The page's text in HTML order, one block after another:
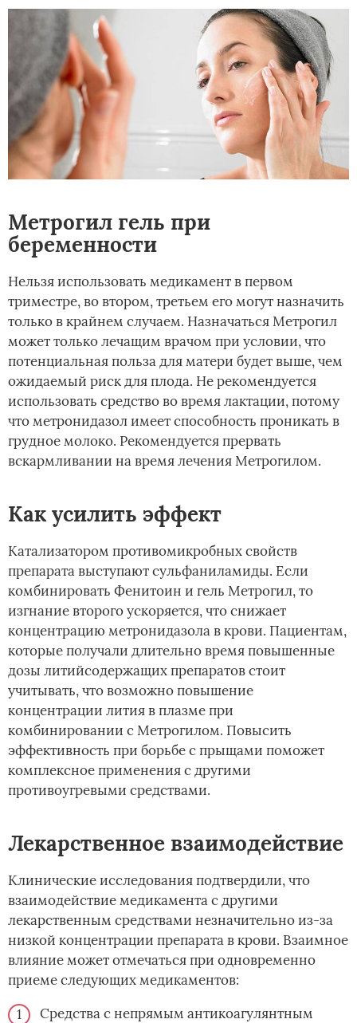
Метрогил гель при
беременности
Нельзя использовать медикамент в первом
триместре, во втором, третьем его могут назначить
только в крайнем случаем. Назначаться Метрогил
может только лечащим врачом при условии, что
потенциальная польза для матери будет выше, чем
ожидаемый риск для плода. Не рекомендуется
использовать средство во время лактации, потому
что метронидазол имеет способность проникать в
грудное молоко. Рекомендуется прервать
вскармливании на время лечения Метрогилом.
Как усилить эффект
Катализатором противомикробных свойств
препарата выступают сульфаниламиды. Если
комбинировать Фенитоин и гель Метрогил, то
изгнание второго ускоряется, что снижает
концентрацию метронидазола в крови. Пациентам,
которые получали длительно время повышенные
дозы литийсодержащих препаратов стоит
учитывать, что возможно повышение
концентрации лития в плазме при
комбинировании с Метрогилом. Повысить
эффективность при борьбе с прыщами поможет
комплексное применения с другими
противоугревыми средствами.
Лекарственное взаимодействие
Клинические исследования подтвердили, что
взаимодействие медикамента с другими
лекарственным средствами незначительно из-за
низкой концентрации препарата в крови. Взаимное
влияние может отмечаться при одновременно
приеме следующих медикаментов:
Средства с непрямым антикоагулянтным